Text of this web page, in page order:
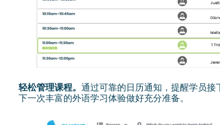
轻松管理课程。 通过可靠的日历通知，提醒学员
下一次丰富的外语学习体验做好充分准备。